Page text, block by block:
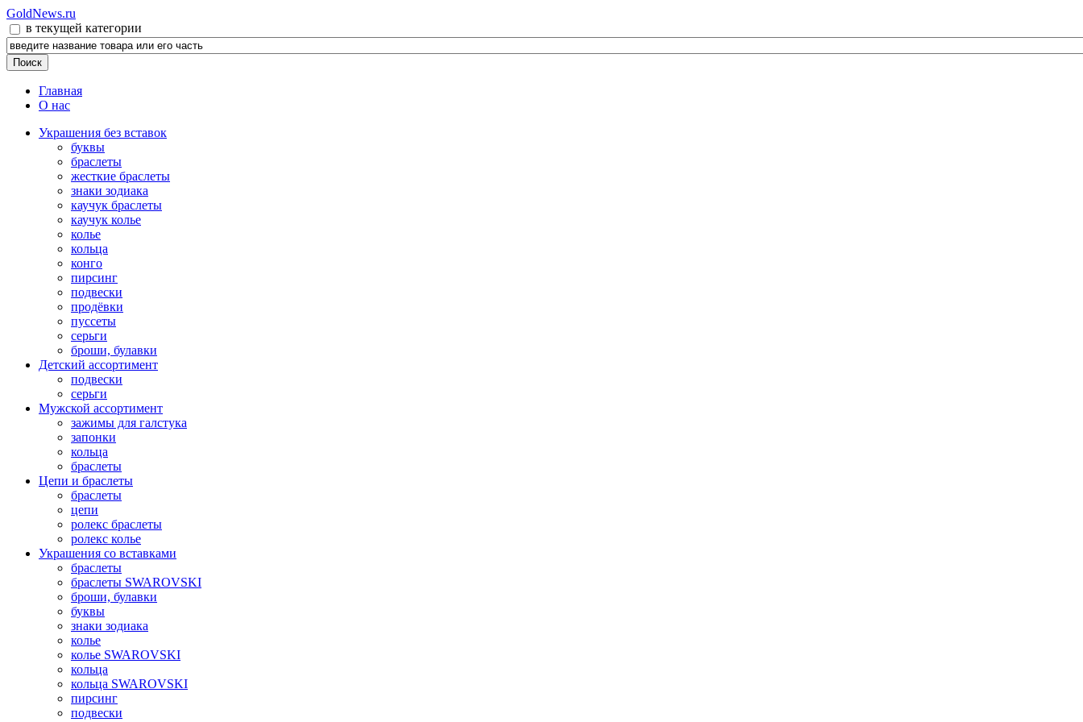
GoldNews.ru
в текущей категории
Главная
О нас
Украшения без вставок
буквы
браслеты
жесткие браслеты
знаки зодиака
каучук браслеты
каучук колье
колье
кольца
конго
пирсинг
подвески
продёвки
пуссеты
серьги
броши, булавки
Детский ассортимент
подвески
серьги
Мужской ассортимент
зажимы для галстука
запонки
кольца
браслеты
Цепи и браслеты
браслеты
цепи
ролекс браслеты
ролекс колье
Украшения со вставками
браслеты
браслеты SWAROVSKI
броши, булавки
буквы
знаки зодиака
колье
колье SWAROVSKI
кольца
кольца SWAROVSKI
пирсинг
подвески